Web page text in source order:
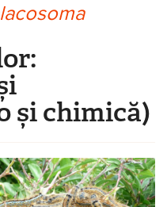
și chimică)